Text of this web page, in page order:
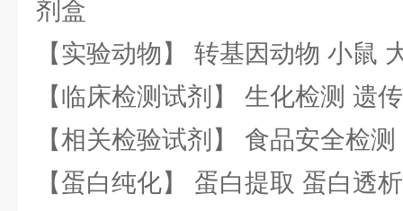
剂盒
【实验动物】 转基因动物 小鼠
【临床检测试剂】 生化检测 遗
【相关检验试剂】 食品安全检
【蛋白纯化】 蛋白提取 蛋白透